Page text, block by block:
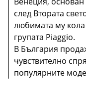
след Втората
любимата му кола
групата Piaggio.
В България
чувствително
популярните